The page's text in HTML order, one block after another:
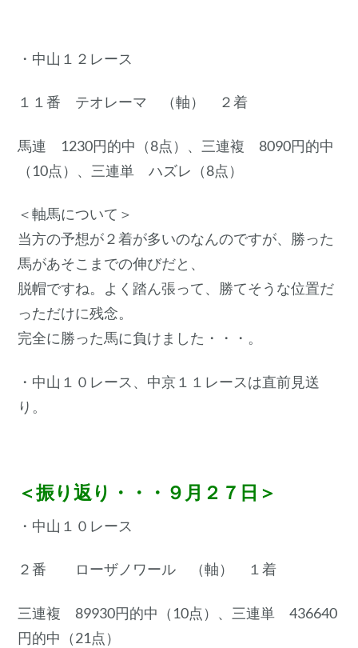
・中山１２レース
１１番 テオレーマ （軸） ２着
馬連 1230円的中（8点）、三連複 8090円的中
（10点）、三連単 ハズレ（8点）
＜軸馬について＞
当方の予想が２着が多いのなんのですが、勝った
馬があそこまでの伸びだと、
脱帽ですね。よく踏ん張って、勝てそうな位置だ
っただけに残念。
完全に勝った馬に負けました・・・。
・中山１０レース、中京１１レースは直前見送
り。
＜振り返り・・・９月２７日＞
・中山１０レース
２番 ローザノワール （軸） １着
三連複 89930円的中（10点）、三連単 436640
円的中（21点）